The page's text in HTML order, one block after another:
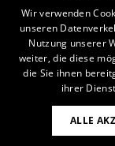
Wir verwenden
unseren
Nutzung unserer
weiter, die diese
die Sie ihnen
ihrer
ALLE